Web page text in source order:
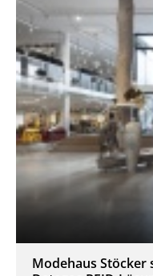
Modehaus Stöcker